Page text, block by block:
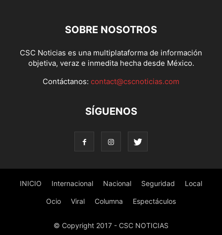
SOBRE NOSOTROS
CSC Noticias es una multiplataforma de información
objetiva, veraz e inmedita hecha desde México.
Contáctanos: contact@cscnoticias.com
SÍGUENOS
INICIO Internacional Nacional Seguridad Local
Ocio Viral Columna Espectáculos
© Copyright 2017 - CSC NOTICIAS